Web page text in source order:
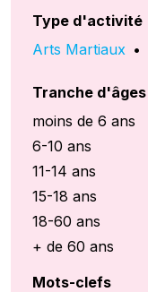
Type d'activité
Arts Martiaux •
Tranche d'âges
moins de 6 ans
6-10 ans
11-14 ans
15-18 ans
18-60 ans
+ de 60 ans
Mots-clefs